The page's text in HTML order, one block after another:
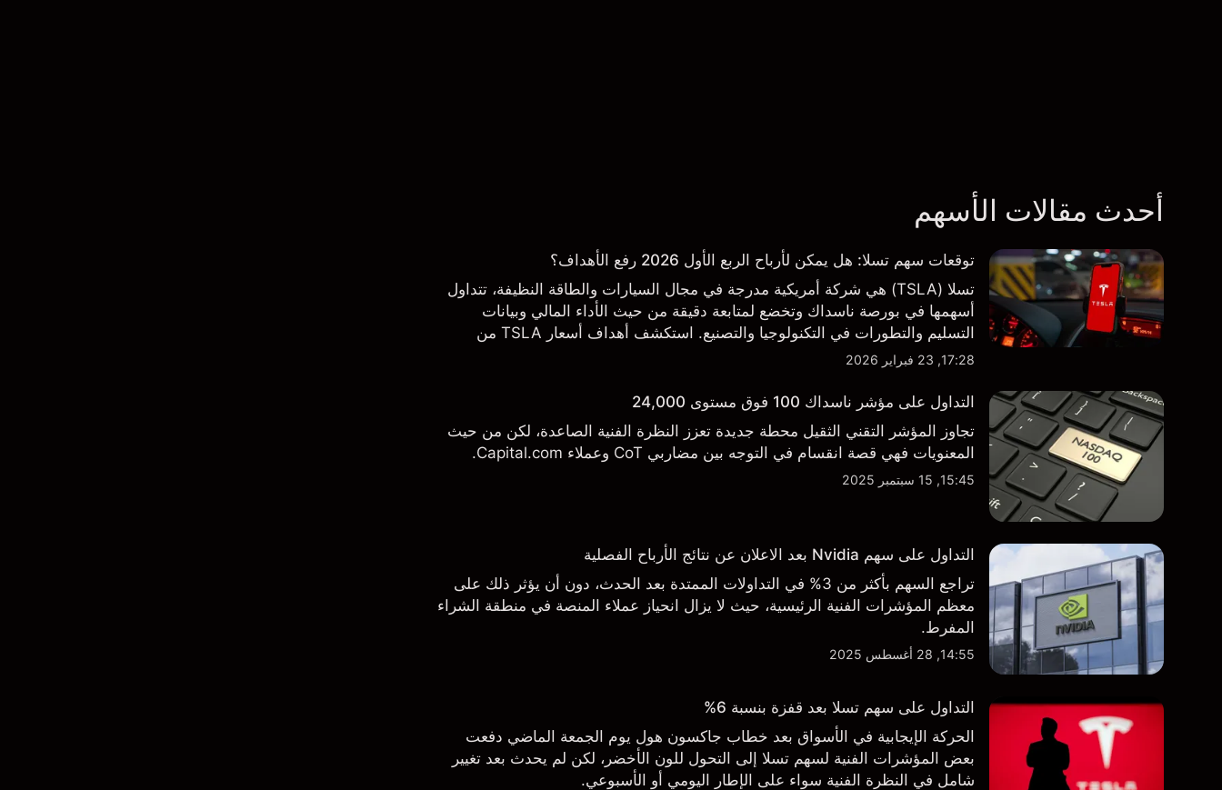
أحدث مقالات الأسهم
توقعات سهم تسلا: هل يمكن لأرباح الربع الأول 2026 رفع الأهداف؟
تسلا (TSLA) هي شركة أمريكية مدرجة في مجال السيارات والطاقة النظيفة، تتداول
أسهمها في بورصة ناسداك وتخضع لمتابعة دقيقة من حيث الأداء المالي وبيانات
التسليم والتطورات في التكنولوجيا والتصنيع. استكشف أهداف أسعار TSLA من
طرف ثالث والتحليل الفني.
17:28, 23 فبراير 2026
التداول على مؤشر ناسداك 100 فوق مستوى 24,000
تجاوز المؤشر التقني الثقيل محطة جديدة تعزز النظرة الفنية الصاعدة، لكن من حيث
المعنويات فهي قصة انقسام في التوجه بين مضاربي CoT وعملاء Capital.com.
15:45, 15 سبتمبر 2025
التداول على سهم Nvidia بعد الاعلان عن نتائج الأرباح الفصلية
تراجع السهم بأكثر من 3% في التداولات الممتدة بعد الحدث، دون أن يؤثر ذلك على
معظم المؤشرات الفنية الرئيسية، حيث لا يزال انحياز عملاء المنصة في منطقة الشراء
المفرط.
14:55, 28 أغسطس 2025
التداول على سهم تسلا بعد قفزة بنسبة 6%
الحركة الإيجابية في الأسواق بعد خطاب جاكسون هول يوم الجمعة الماضي دفعت
بعض المؤشرات الفنية لسهم تسلا إلى التحول للون الأخضر، لكن لم يحدث بعد تغيير
شامل في النظرة الفنية سواء على الإطار اليومي أو الأسبوعي.